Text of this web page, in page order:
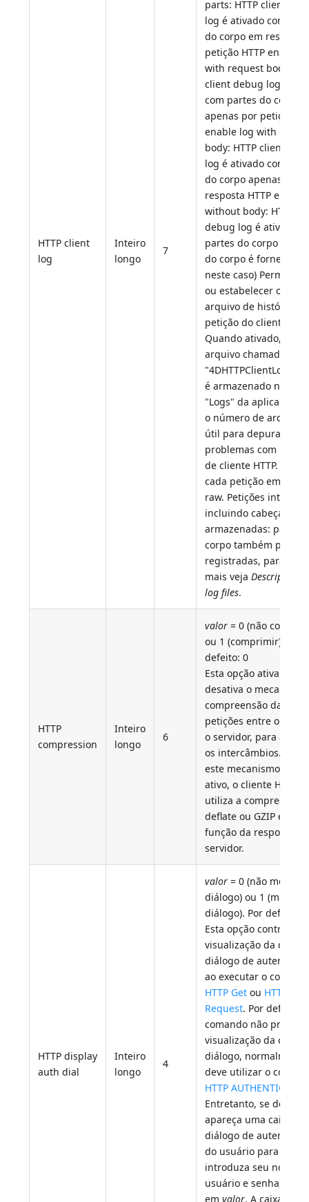
HTTP client
log
Inteiro
longo
7
parts: HTTP client
log é ativado com
do corpo em resposta
petição HTTP enable
with request body:
client debug log é
com partes do corpo
apenas por petição
enable log with
body: HTTP client
log é ativado com
do corpo apenas por
resposta HTTP
without body: HTTP
debug log é ativado
partes do corpo
do corpo é fornecido
neste caso) Permite
ou estabelecer o
arquivo de histórico
petição do cliente
Quando ativado, este
arquivo chamado
é armazenado na
"Logs" da aplicação
o número de arquivo).
útil para depurar
problemas com
de cliente HTTP.
cada petição em
raw. Petições inteiras,
incluindo cabeçalhos,
armazenadas: partes
corpo também
registradas, para
mais vejaDescription
log files.
HTTP
compression
Inteiro
longo
6
valor = 0 (não
ou 1 (comprimir). Por
defeito: 0
Esta opção ativa ou
desativa o
compreensão das
petições entre o
o servidor, para
os intercâmbios.
este mecanismo está
ativo, o cliente HTTP
utiliza a compreensão
deflate ou GZIP em
função da resposta do
servidor.
HTTP display
auth dial
Inteiro
longo
4
valor = 0 (não mostrar
diálogo) ou 1 (mostrar
diálogo). Por defeito: 0
Esta opção controla a
visualização da caixa
diálogo de
ao executar o
HTTP Get ou HTTP
Request. Por defeito,
comando não
visualização da caixa
diálogo, normalmente
deve utilizar o
HTTP AUTHENTICATE
Entretanto, se deseja
apareça uma caixa de
diálogo de
do usuário para que
introduza seu nome
usuário e senha,
emvalor. A caixa de